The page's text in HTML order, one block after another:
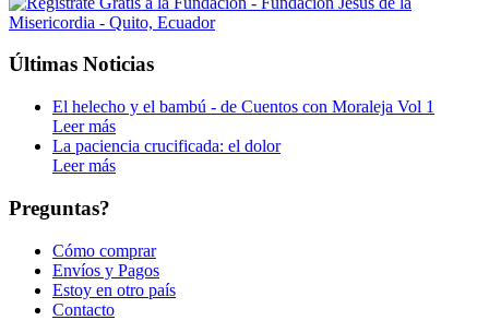
Últimas Noticias
El helecho y el bambú - de Cuentos con Moraleja Vol 1
Leer más
La paciencia crucificada: el dolor
Leer más
Preguntas?
Cómo comprar
Envíos y Pagos
Estoy en otro país
Contacto